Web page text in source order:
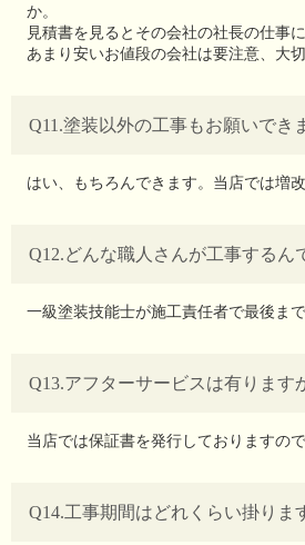
か。
見積書を見るとその会社の社長の仕事
あまり安いお値段の会社は要注意、大
Q11.塗装以外の工事もお願いでき
はい、もちろんできます。当店では増
Q12.どんな職人さんが工事するん
一級塗装技能士が施工責任者で最後ま
Q13.アフターサービスは有ります
当店では保証書を発行しておりますの
Q14.工事期間はどれくらい掛りま